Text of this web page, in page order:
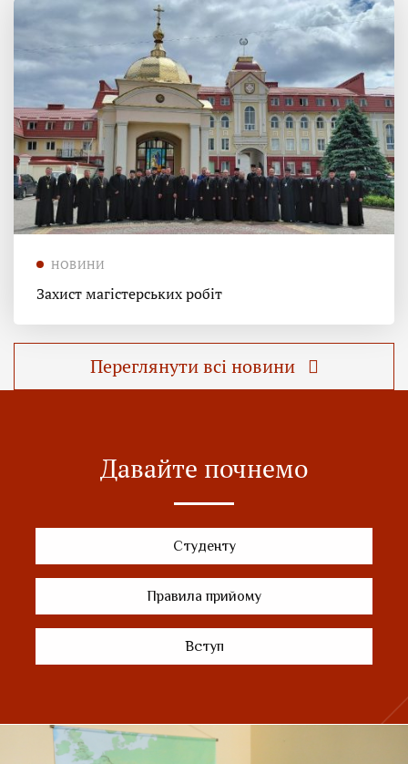
НОВИНИ
Захист магістерських робіт
Переглянути всі новини
Давайте почнемо
Студенту
Правила прийому
Вступ